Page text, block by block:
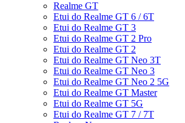
Realme GT
Etui do Realme GT 6 / 6T
Etui do Realme GT 3
Etui do Realme GT 2 Pro
Etui do Realme GT 2
Etui do Realme GT Neo 3T
Etui do Realme GT Neo 3
Etui do Realme GT Neo 2 5G
Etui do Realme GT Master
Etui do Realme GT 5G
Etui do Realme GT 7 / 7T